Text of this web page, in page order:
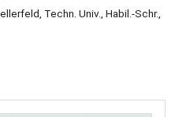
Techn. Univ., Habil.-Schr.,